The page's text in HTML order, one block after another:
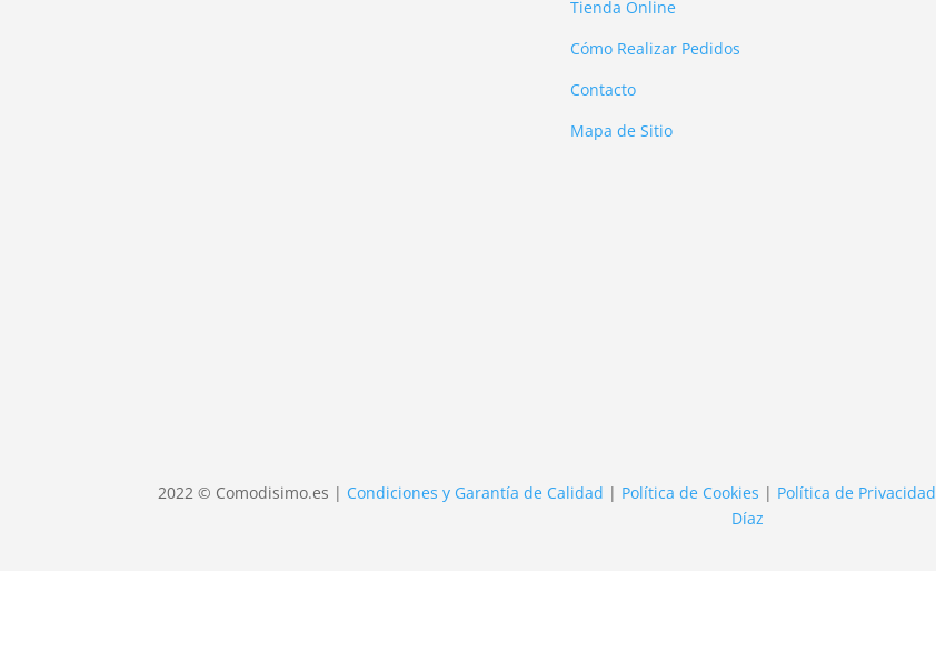
Tienda Online
Cómo Realizar Pedidos
Contacto
Mapa de Sitio
2022 © Comodisimo.es | Condiciones y Garantía de Calidad | Política de Cookies | Política de Privacidad
Díaz